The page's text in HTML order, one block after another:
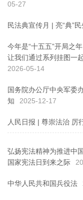
05-27
民法典宣传月 | 亮“典”
今年是“十五五”开局之
让我们通过系列挂图一
2026-05-14
国务院办公厅中央军委
知
2025-12-17
人民日报 | 尊崇法治 厉
弘扬宪法精神为推进中
国家宪法日到来之际
中华人民共和国兵役法